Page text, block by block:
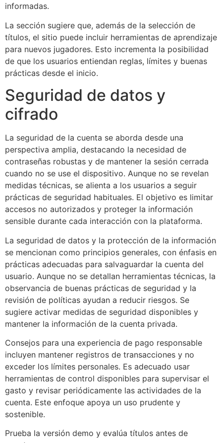
informadas.
La sección sugiere que, además de la selección de
títulos, el sitio puede incluir herramientas de aprendizaje
para nuevos jugadores. Esto incrementa la posibilidad
de que los usuarios entiendan reglas, límites y buenas
prácticas desde el inicio.
Seguridad de datos y
cifrado
La seguridad de la cuenta se aborda desde una
perspectiva amplia, destacando la necesidad de
contraseñas robustas y de mantener la sesión cerrada
cuando no se use el dispositivo. Aunque no se revelan
medidas técnicas, se alienta a los usuarios a seguir
prácticas de seguridad habituales. El objetivo es limitar
accesos no autorizados y proteger la información
sensible durante cada interacción con la plataforma.
La seguridad de datos y la protección de la información
se mencionan como principios generales, con énfasis en
prácticas adecuadas para salvaguardar la cuenta del
usuario. Aunque no se detallan herramientas técnicas, la
observancia de buenas prácticas de seguridad y la
revisión de políticas ayudan a reducir riesgos. Se
sugiere activar medidas de seguridad disponibles y
mantener la información de la cuenta privada.
Consejos para una experiencia de pago responsable
incluyen mantener registros de transacciones y no
exceder los límites personales. Es adecuado usar
herramientas de control disponibles para supervisar el
gasto y revisar periódicamente las actividades de la
cuenta. Este enfoque apoya un uso prudente y
sostenible.
Prueba la versión demo y evalúa títulos antes de